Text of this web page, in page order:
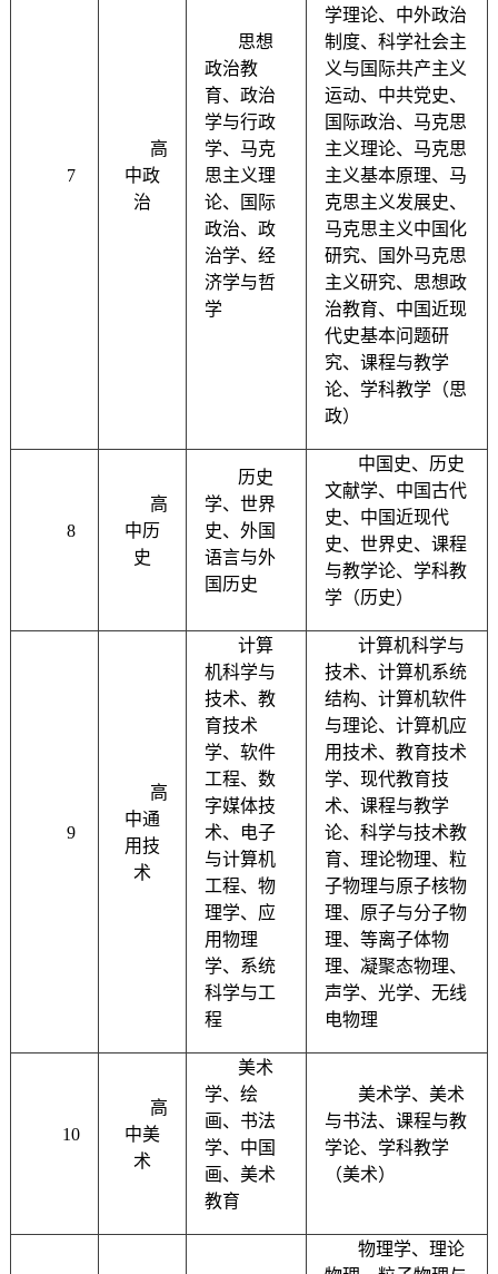
7
高
中政
治
思想
政治教
育、政治
学与行政
学、马克
思主义理
论、国际
政治、政
治学、经
济学与哲
学
学理论、中外政治
制度、科学社会主
义与国际共产主义
运动、中共党史、
国际政治、马克思
主义理论、马克思
主义基本原理、马
克思主义发展史、
马克思主义中国化
研究、国外马克思
主义研究、思想政
治教育、中国近现
代史基本问题研
究、课程与教学
论、学科教学（思
政）
8
高
中历
史
历史
学、世界
史、外国
语言与外
国历史
中国史、历史
文献学、中国古代
史、中国近现代
史、世界史、课程
与教学论、学科教
学（历史）
9
高
中通
用技
术
计算
机科学与
技术、教
育技术
学、软件
工程、数
字媒体技
术、电子
与计算机
工程、物
理学、应
用物理
学、系统
科学与工
程
计算机科学与
技术、计算机系统
结构、计算机软件
与理论、计算机应
用技术、教育技术
学、现代教育技
术、课程与教学
论、科学与技术教
育、理论物理、粒
子物理与原子核物
理、原子与分子物
理、等离子体物
理、凝聚态物理、
声学、光学、无线
电物理
10
高
中美
术
美术
学、绘
画、书法
学、中国
画、美术
教育
美术学、美术
与书法、课程与教
学论、学科教学
（美术）
物理学、理论